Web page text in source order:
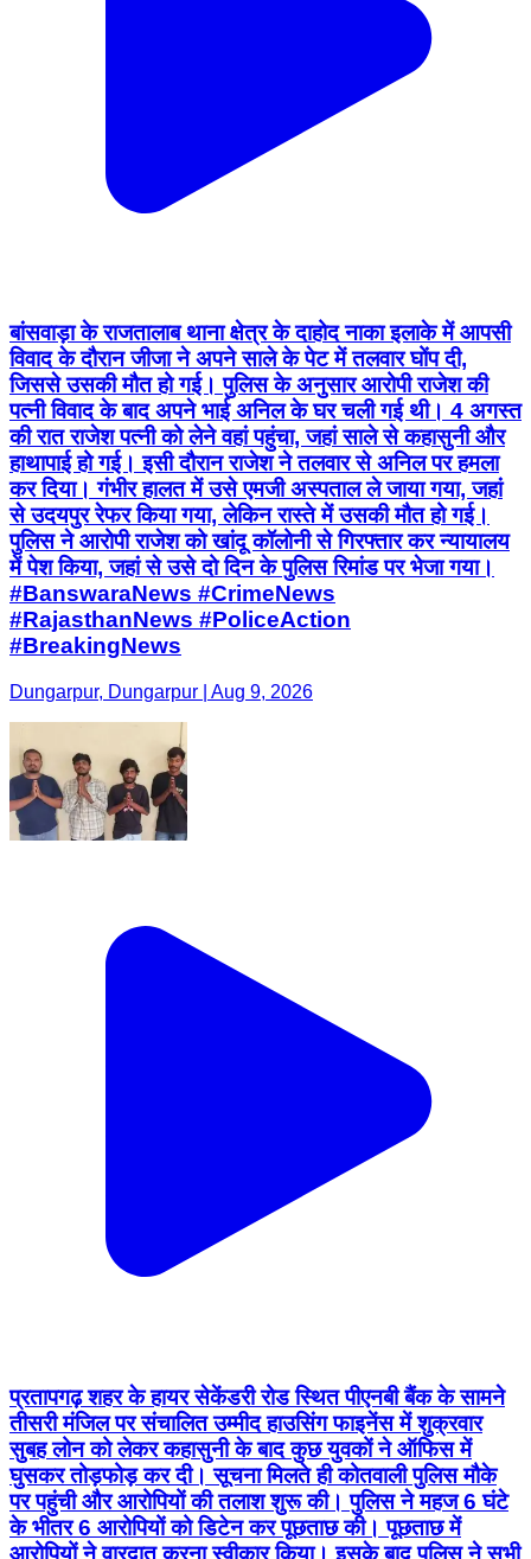
बांसवाड़ा के राजतालाब थाना क्षेत्र के दाहोद नाका इलाके में आपसी
विवाद के दौरान जीजा ने अपने साले के पेट में तलवार घोंप दी,
जिससे उसकी मौत हो गई। पुलिस के अनुसार आरोपी राजेश की
पत्नी विवाद के बाद अपने भाई अनिल के घर चली गई थी। 4 अगस्त
की रात राजेश पत्नी को लेने वहां पहुंचा, जहां साले से कहासुनी और
हाथापाई हो गई। इसी दौरान राजेश ने तलवार से अनिल पर हमला
कर दिया। गंभीर हालत में उसे एमजी अस्पताल ले जाया गया, जहां
से उदयपुर रेफर किया गया, लेकिन रास्ते में उसकी मौत हो गई।
पुलिस ने आरोपी राजेश को खांदू कॉलोनी से गिरफ्तार कर न्यायालय
में पेश किया, जहां से उसे दो दिन के पुलिस रिमांड पर भेजा गया।
#BanswaraNews #CrimeNews
#RajasthanNews #PoliceAction
#BreakingNews
Dungarpur, Dungarpur | Aug 9, 2026
प्रतापगढ़ शहर के हायर सेकेंडरी रोड स्थित पीएनबी बैंक के सामने
तीसरी मंजिल पर संचालित उम्मीद हाउसिंग फाइनेंस में शुक्रवार
सुबह लोन को लेकर कहासुनी के बाद कुछ युवकों ने ऑफिस में
घुसकर तोड़फोड़ कर दी। सूचना मिलते ही कोतवाली पुलिस मौके
पर पहुंची और आरोपियों की तलाश शुरू की। पुलिस ने महज 6 घंटे
के भीतर 6 आरोपियों को डिटेन कर पूछताछ की। पूछताछ में
आरोपियों ने वारदात करना स्वीकार किया। इसके बाद पुलिस ने सभी